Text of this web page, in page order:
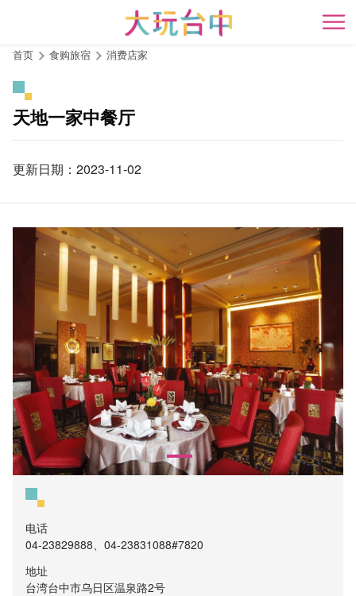
开
首页 食购旅宿 消费店家
天地一家中餐厅
更新日期：2023-11-02
电话
04-23829888、04-23831088#7820
地址
台湾台中市乌日区温泉路2号